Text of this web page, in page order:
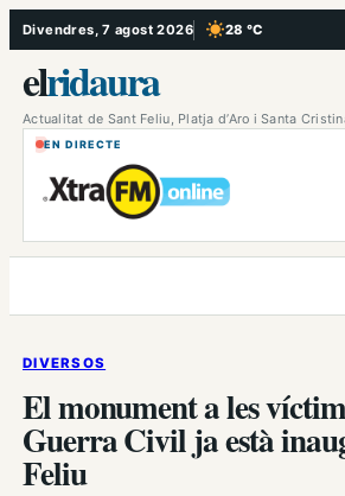
Vés
al
contingut
Divendres, 7 agost 2026 28 °C
, Cel serè
elridaura
Actualitat de Sant Feliu, Platja d’Aro i Santa
EN DIRECTE
DIVERSOS
El monument a les
Guerra Civil ja està
Feliu